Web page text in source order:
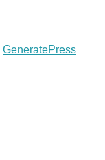
GeneratePress